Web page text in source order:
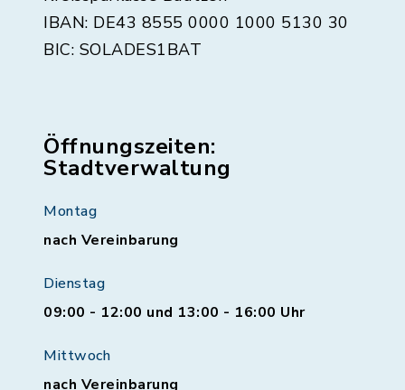
IBAN: DE43 8555 0000 1000 5130 30
BIC: SOLADES1BAT
Öffnungszeiten:
Stadtverwaltung
Montag
nach Vereinbarung
Dienstag
09:00 - 12:00 und 13:00 - 16:00 Uhr
Mittwoch
nach Vereinbarung